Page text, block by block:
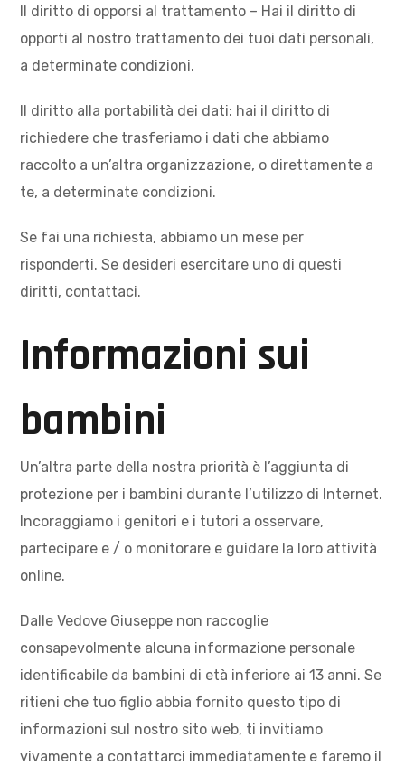
Il diritto di opporsi al trattamento – Hai il diritto di
opporti al nostro trattamento dei tuoi dati personali,
a determinate condizioni.
Il diritto alla portabilità dei dati: hai il diritto di
richiedere che trasferiamo i dati che abbiamo
raccolto a un’altra organizzazione, o direttamente a
te, a determinate condizioni.
Se fai una richiesta, abbiamo un mese per
risponderti. Se desideri esercitare uno di questi
diritti, contattaci.
Informazioni sui
bambini
Un’altra parte della nostra priorità è l’aggiunta di
protezione per i bambini durante l’utilizzo di Internet.
Incoraggiamo i genitori e i tutori a osservare,
partecipare e / o monitorare e guidare la loro attività
online.
Dalle Vedove Giuseppe non raccoglie
consapevolmente alcuna informazione personale
identificabile da bambini di età inferiore ai 13 anni. Se
ritieni che tuo figlio abbia fornito questo tipo di
informazioni sul nostro sito web, ti invitiamo
vivamente a contattarci immediatamente e faremo il